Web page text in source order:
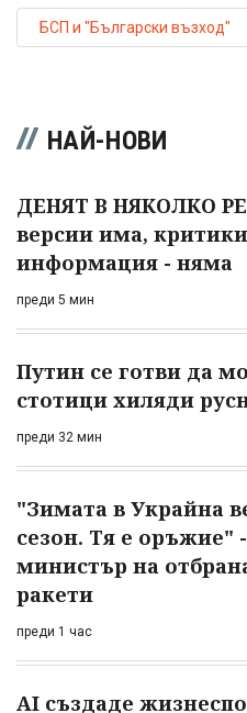
БСП и "Български възход"
НАЙ-НОВИ
ДЕНЯТ В НЯКОЛКО
версии има,
информация - няма
преди 5 мин
Путин се готви да
стотици хиляди
преди 32 мин
"Зимата в Украйна
сезон. Тя е оръжие"
министър на
ракети
преди 1 час
AI създаде